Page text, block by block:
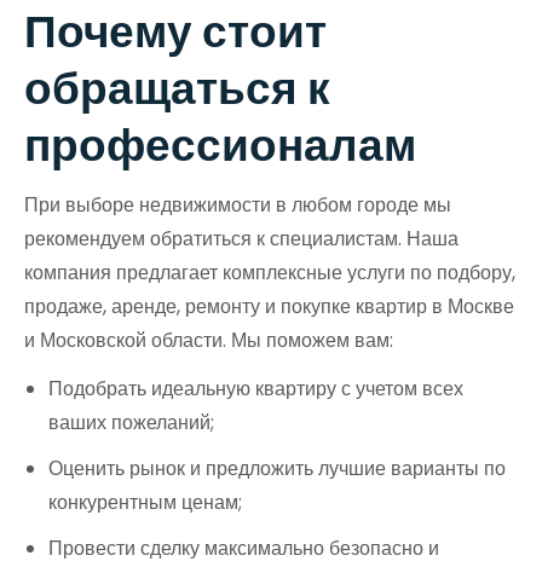
Почему стоит
обращаться к
профессионалам
При выборе недвижимости в любом городе мы
рекомендуем обратиться к специалистам. Наша
компания предлагает комплексные услуги по подбору,
продаже, аренде, ремонту и покупке квартир в Москве
и Московской области. Мы поможем вам:
Подобрать идеальную квартиру с учетом всех
ваших пожеланий;
Оценить рынок и предложить лучшие варианты по
конкурентным ценам;
Провести сделку максимально безопасно и